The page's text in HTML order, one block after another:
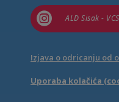
 ALD Sisak - VCS
Izjava o odricanju od
Uporaba kolačića